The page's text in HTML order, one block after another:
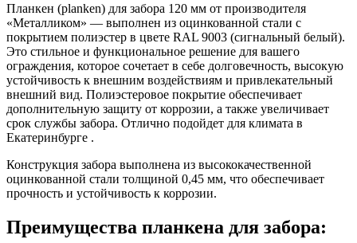
Планкен (planken) для забора 120 мм от производителя
«Металликом» — выполнен из оцинкованной стали с
покрытием полиэстер в цвете RAL 9003 (сигнальный белый).
Это стильное и функциональное решение для вашего
ограждения, которое сочетает в себе долговечность, высокую
устойчивость к внешним воздействиям и привлекательный
внешний вид. Полиэстеровое покрытие обеспечивает
дополнительную защиту от коррозии, а также увеличивает
срок службы забора. Отлично подойдет для климата в
Екатеринбурге .
Конструкция забора выполнена из высококачественной
оцинкованной стали толщиной 0,45 мм, что обеспечивает
прочность и устойчивость к коррозии.
Преимущества планкена для забора: